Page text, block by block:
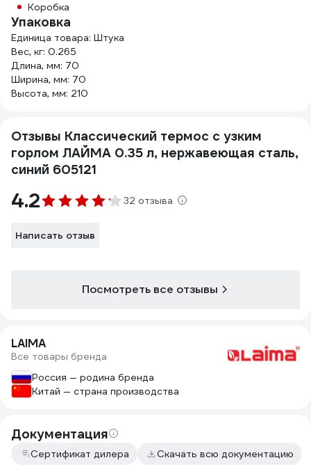
Коробка
Упаковка
Единица товара: Штука
Вес, кг: 0.265
Длина, мм: 70
Ширина, мм: 70
Высота, мм: 210
Отзывы Классический термос с узким
горлом ЛАЙМА 0.35 л, нержавеющая сталь,
синий 605121
4.2 32 отзыва
Написать отзыв
Посмотреть все отзывы
LAIMA
Все товары бренда
Россия — родина бренда
Китай — страна производства
Документация
Сертификат дилера Скачать всю документацию